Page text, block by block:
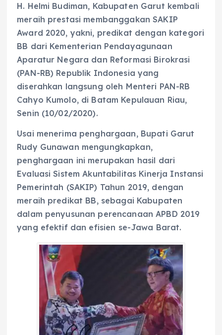
H. Helmi Budiman, Kabupaten Garut kembali
meraih prestasi membanggakan SAKIP
Award 2020, yakni, predikat dengan kategori
BB dari Kementerian Pendayagunaan
Aparatur Negara dan Reformasi Birokrasi
(PAN-RB) Republik Indonesia yang
diserahkan langsung oleh Menteri PAN-RB
Cahyo Kumolo, di Batam Kepulauan Riau,
Senin (10/02/2020).
Usai menerima penghargaan, Bupati Garut
Rudy Gunawan mengungkapkan,
penghargaan ini merupakan hasil dari
Evaluasi Sistem Akuntabilitas Kinerja Instansi
Pemerintah (SAKIP) Tahun 2019, dengan
meraih predikat BB, sebagai Kabupaten
dalam penyusunan perencanaan APBD 2019
yang efektif dan efisien se-Jawa Barat.